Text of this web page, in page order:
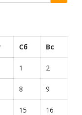
Сб Вс
1 2
8 9
15 16